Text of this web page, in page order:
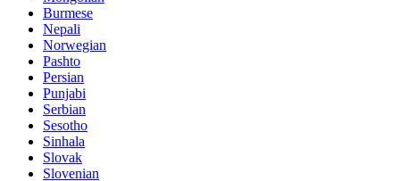
Burmese
Nepali
Norwegian
Pashto
Persian
Punjabi
Serbian
Sesotho
Sinhala
Slovak
Slovenian